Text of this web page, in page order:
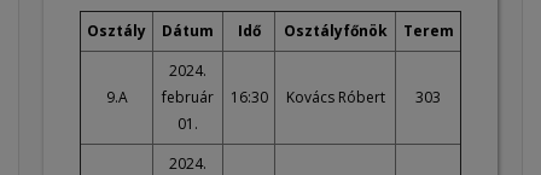
Osztály Dátum Idő Osztályfőnök Terem
9.A
2024.
február
01.
16:30 Kovács Róbert 303
2024.